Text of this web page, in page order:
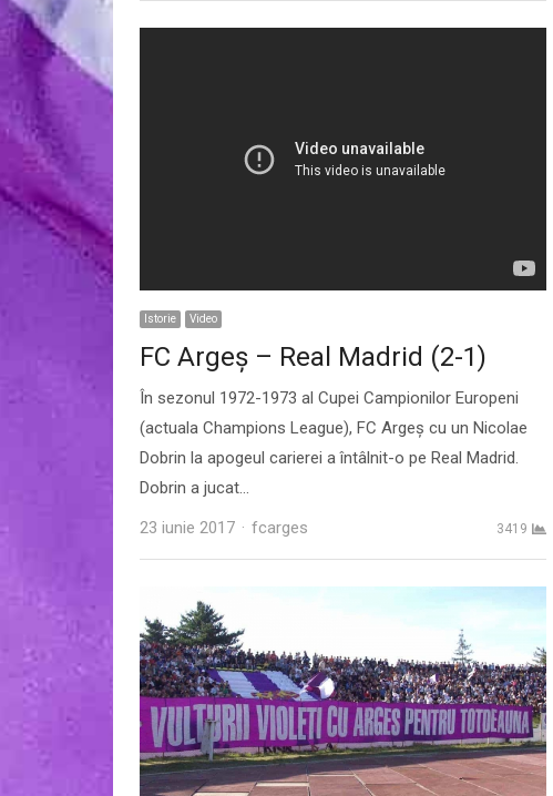
Istorie Video
FC Argeș – Real Madrid (2-1)
În sezonul 1972-1973 al Cupei Campionilor Europeni
(actuala Champions League), FC Argeș cu un Nicolae
Dobrin la apogeul carierei a întâlnit-o pe Real Madrid.
Dobrin a jucat…
23 iunie 2017
Author
fcarges 3419